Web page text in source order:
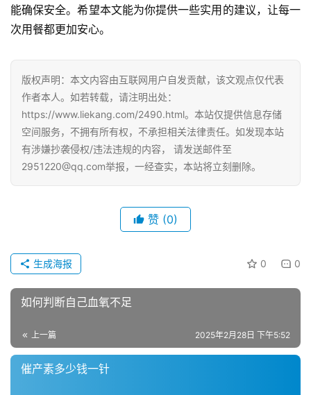
能确保安全。希望本文能为你提供一些实用的建议，让每一
次用餐都更加安心。
版权声明：本文内容由互联网用户自发贡献，该文观点仅代表
作者本人。如若转载，请注明出处：
https://www.liekang.com/2490.html。本站仅提供信息存储
空间服务，不拥有所有权，不承担相关法律责任。如发现本站
有涉嫌抄袭侵权/违法违规的内容， 请发送邮件至
2951220@qq.com举报，一经查实，本站将立刻删除。
赞 (0)
0 0
生成海报
如何判断自己血氧不足
上一篇 2025年2月28日 下午5:52
催产素多少钱一针